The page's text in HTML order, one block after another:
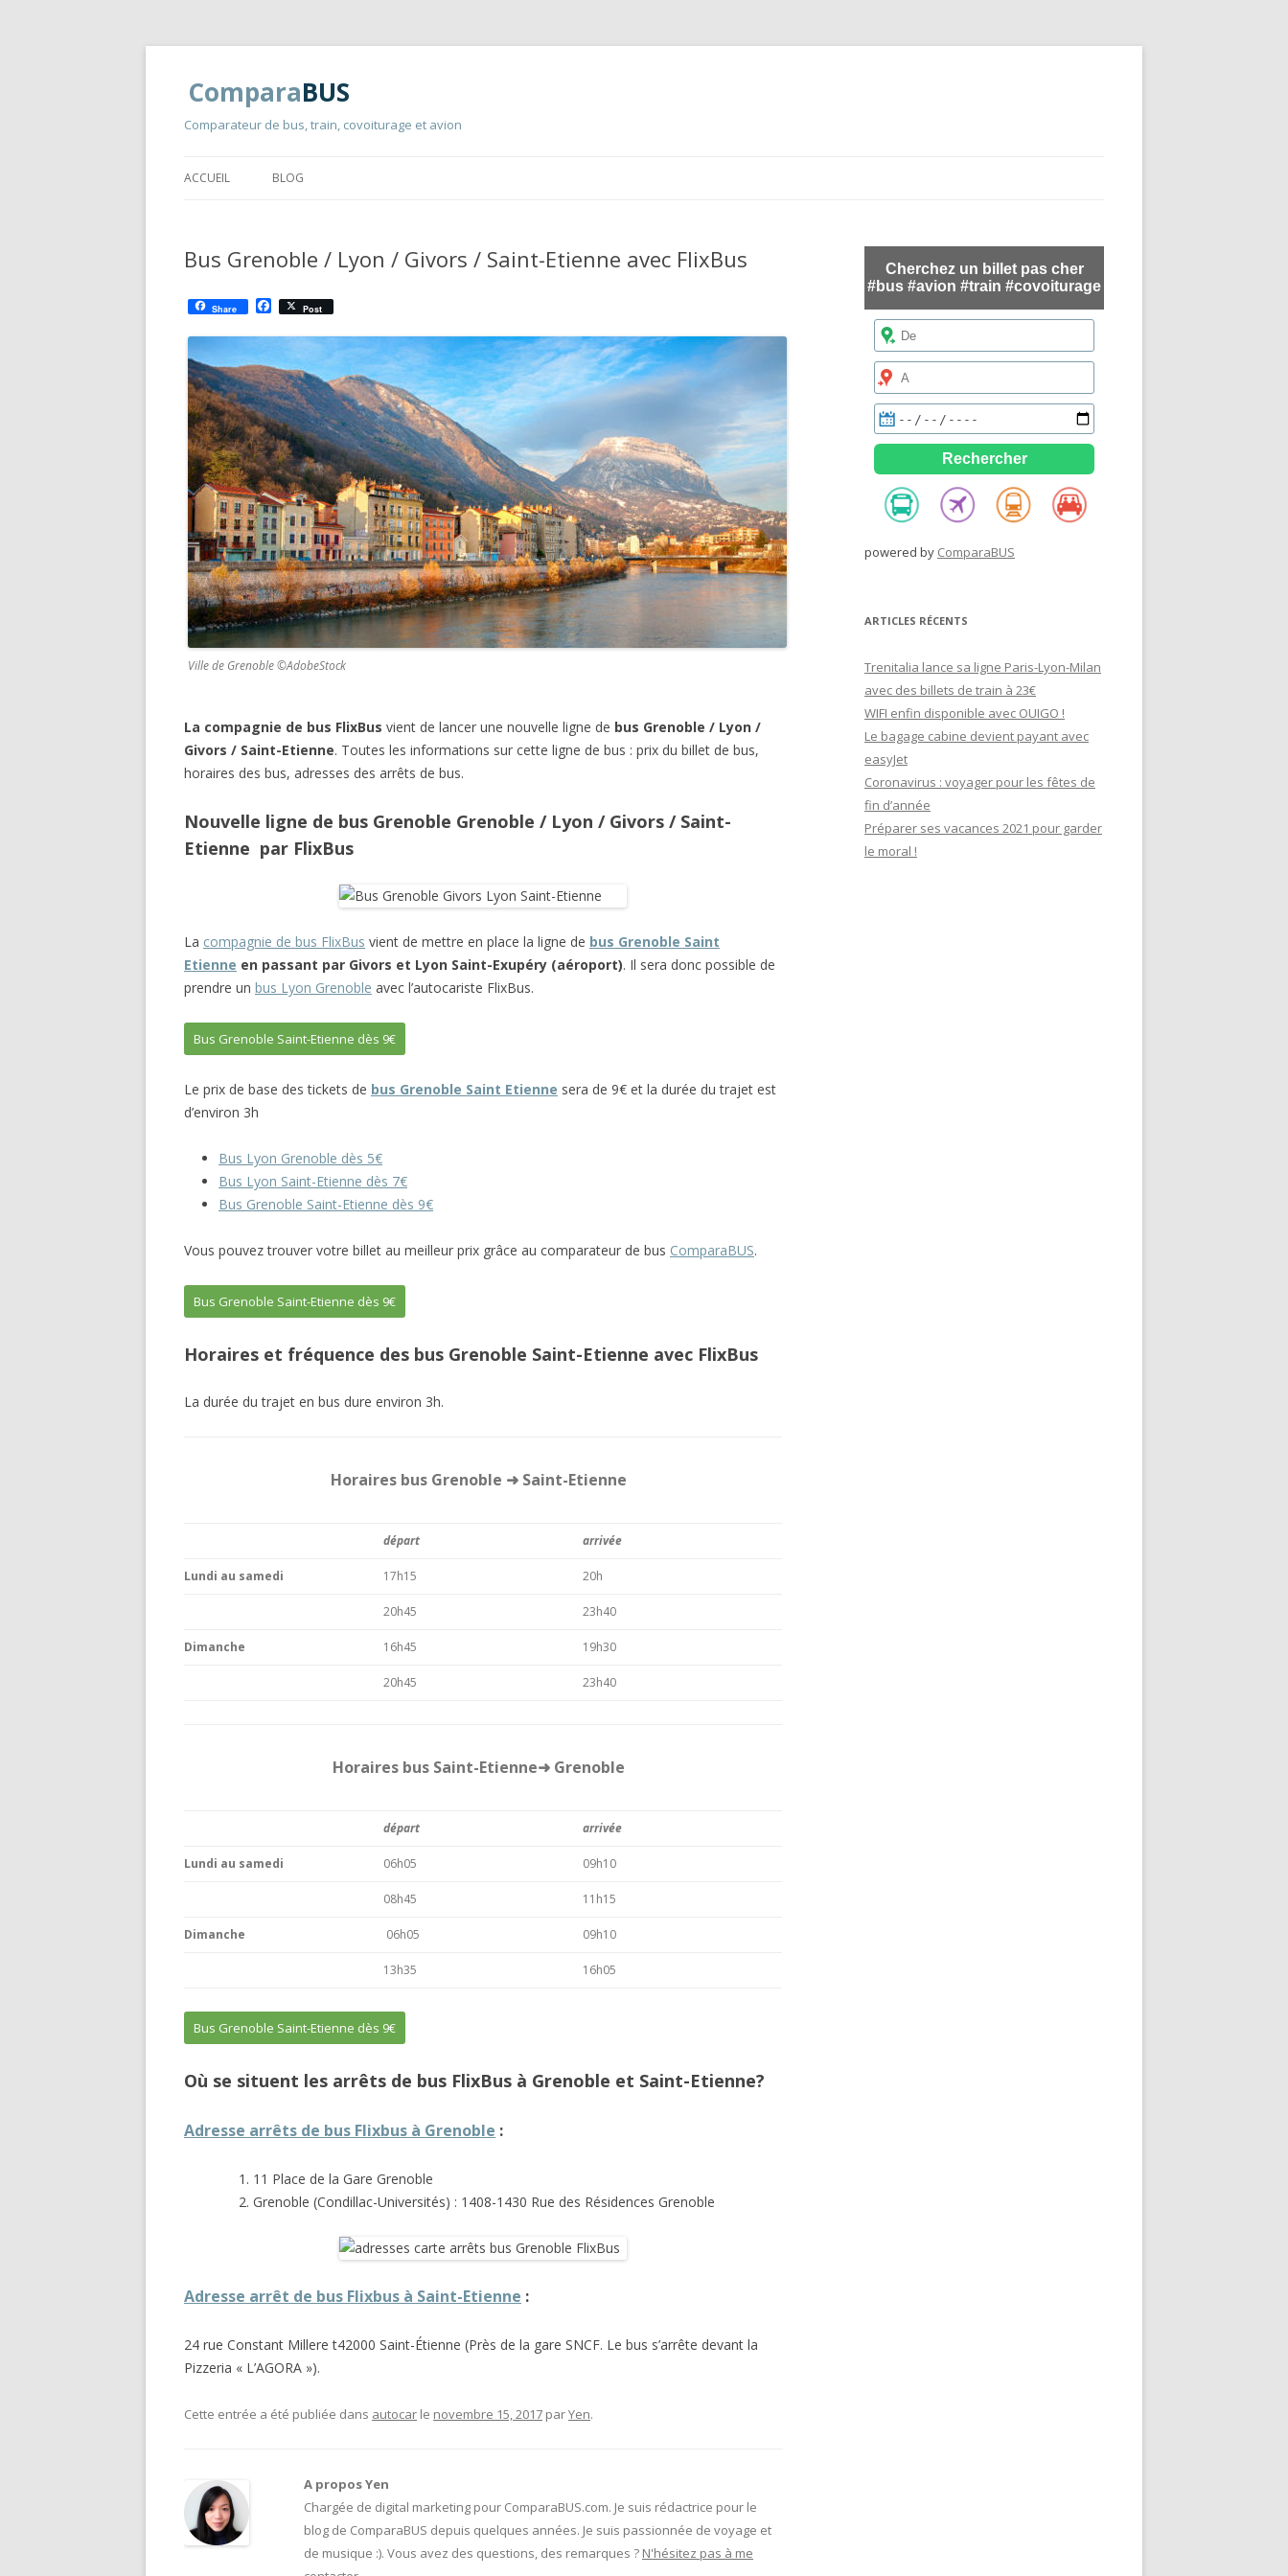
ComparaBUS
Comparateur de bus, train, covoiturage et avion
ACCUEIL BLOG
Bus Grenoble / Lyon / Givors / Saint-Etienne avec FlixBus
Share
a
c
b
o
o
k
Post
Ville de Grenoble ©AdobeStock
La compagnie de bus FlixBus vient de lancer une nouvelle ligne de bus Grenoble / Lyon /
Givors / Saint-Etienne. Toutes les informations sur cette ligne de bus : prix du billet de bus,
horaires des bus, adresses des arrêts de bus.
Nouvelle ligne de bus Grenoble Grenoble / Lyon / Givors / Saint-
Etienne par FlixBus
La compagnie de bus FlixBus vient de mettre en place la ligne de bus Grenoble Saint
Etienne en passant par Givors et Lyon Saint-Exupéry (aéroport). Il sera donc possible de
prendre un bus Lyon Grenoble avec l’autocariste FlixBus.
Bus Grenoble Saint-Etienne dès 9€
Le prix de base des tickets de bus Grenoble Saint Etienne sera de 9€ et la durée du trajet est
d’environ 3h
Bus Lyon Grenoble dès 5€
Bus Lyon Saint-Etienne dès 7€
Bus Grenoble Saint-Etienne dès 9€
Vous pouvez trouver votre billet au meilleur prix grâce au comparateur de bus ComparaBUS.
Bus Grenoble Saint-Etienne dès 9€
Horaires et fréquence des bus Grenoble Saint-Etienne avec FlixBus
La durée du trajet en bus dure environ 3h.
Horaires bus Grenoble ➜ Saint-Etienne
départ arrivée
Lundi au samedi 17h15 20h
20h45 23h40
Dimanche 16h45 19h30
20h45 23h40
Horaires bus Saint-Etienne➜ Grenoble
départ arrivée
Lundi au samedi 06h05 09h10
08h45 11h15
Dimanche 06h05 09h10
13h35 16h05
Bus Grenoble Saint-Etienne dès 9€
Où se situent les arrêts de bus FlixBus à Grenoble et Saint-Etienne?
Adresse arrêts de bus Flixbus à Grenoble :
11 Place de la Gare Grenoble
Grenoble (Condillac-Universités) : 1408-1430 Rue des Résidences Grenoble
Adresse arrêt de bus Flixbus à Saint-Etienne :
24 rue Constant Millere t42000 Saint-Étienne (Près de la gare SNCF. Le bus s’arrête devant la
Pizzeria « L’AGORA »).
Cette entrée a été publiée dans autocar le novembre 15, 2017 parYen.
A propos Yen
Chargée de digital marketing pour ComparaBUS.com. Je suis rédactrice pour le
blog de ComparaBUS depuis quelques années. Je suis passionnée de voyage et
de musique :). Vous avez des questions, des remarques ? N'hésitez pas à me
powered by ComparaBUS
ARTICLES RÉCENTS
Trenitalia lance sa ligne Paris-Lyon-Milan
avec des billets de train à 23€
WIFI enfin disponible avec OUIGO !
Le bagage cabine devient payant avec
easyJet
Coronavirus : voyager pour les fêtes de
fin d’année
Préparer ses vacances 2021 pour garder
le moral !